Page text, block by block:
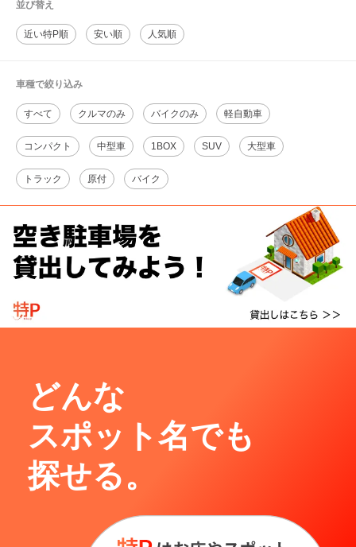
並び替え
近い特P順 安い順 人気順
車種で絞り込み
すべて クルマのみ バイクのみ 軽自動車
コンパクト 中型車 1BOX SUV 大型車
トラック 原付 バイク
どんな
スポット名でも
探せる。